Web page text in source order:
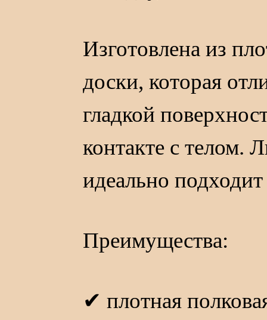
Изготовлена из
доски, которая
гладкой
контакте с телом.
идеально
Преимущества:
✔ плотная